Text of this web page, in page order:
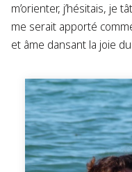
m’orienter, j’hésitais, je
me serait apporté
et âme dansant la joie